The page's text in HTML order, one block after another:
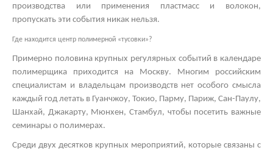
производства или применения пластмасс и волокон,
пропускать эти события никак нельзя.
Где находится центр полимерной «тусовки»?
Примерно половина крупных регулярных событий в календаре
полимерщика приходится на Москву. Многим российским
специалистам и владельцам производств нет особого смысла
каждый год летать в Гуанчжоу, Токио, Парму, Париж, Сан-Паулу,
Шанхай, Джакарту, Мюнхен, Стамбул, чтобы посетить важные
семинары о полимерах.
Среди двух десятков крупных мероприятий, которые связаны с